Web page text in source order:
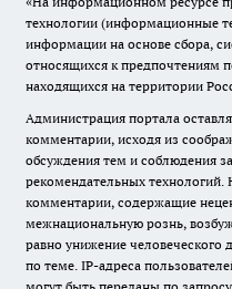
технологии (информационные
информации на основе сбора,
относящихся к предпочтениям
находящихся на территории
Администрация портала
комментарии, исходя из
обсуждения тем и соблюдения
рекомендательных технологий.
комментарии, содержащие
межнациональную рознь,
равно унижение человеческого
по теме. IP-адреса